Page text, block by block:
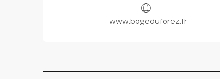
www.bogeduforez.fr